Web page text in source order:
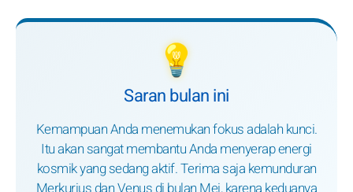
💡
Saran bulan ini
Kemampuan Anda menemukan fokus adalah kunci.
Itu akan sangat membantu Anda menyerap energi
kosmik yang sedang aktif. Terima saja kemunduran